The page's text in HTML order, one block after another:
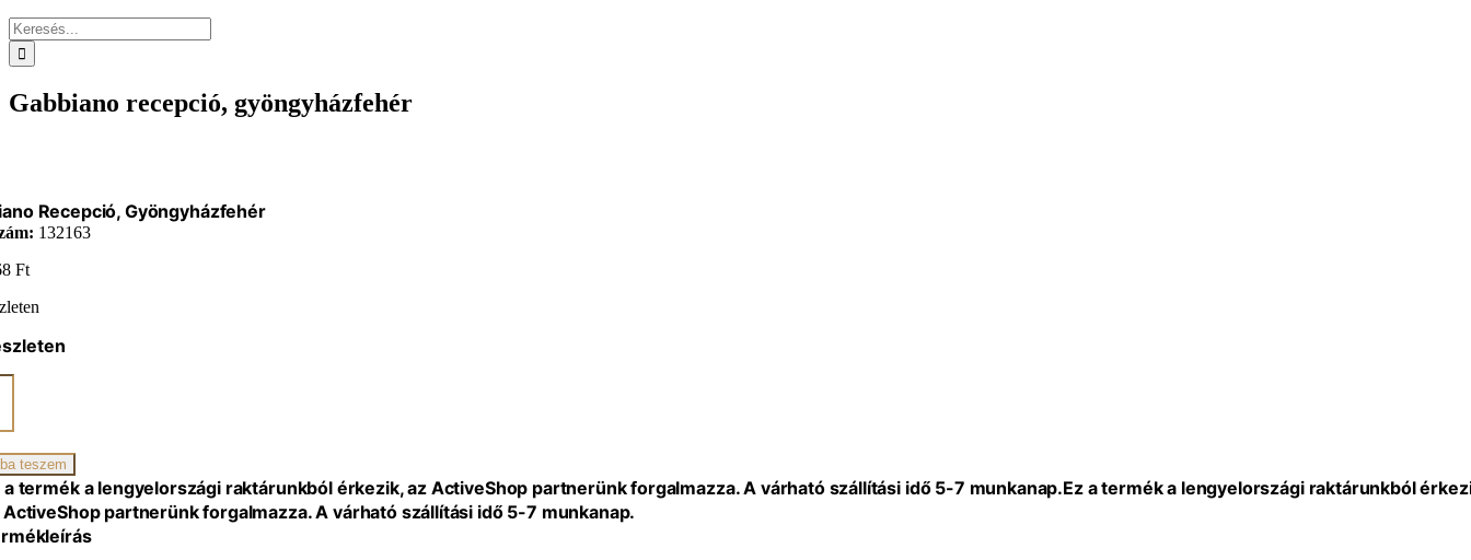
Keresés...
Gabbiano recepció, gyöngyházfehér
Recepció, Gyöngyházfehér
132163
Ft
teszem
a termék a lengyelországi raktárunkból érkezik, az ActiveShop partnerünk forgalmazza. A várható szállítási idő 5-7 munkanap.Ez a termék a lengyelországi raktárunkból
ActiveShop partnerünk forgalmazza. A várható szállítási idő 5-7 munkanap.